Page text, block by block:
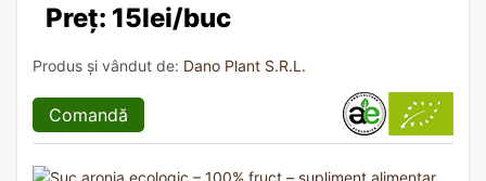
Preț: 15lei/buc
Produs și vândut de: Dano Plant S.R.L.
Comandă